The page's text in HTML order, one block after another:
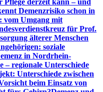
Pflege derzeit kann – und
Demenzrisiko schon in
vom Umgang mit
für Prof.
älterer Menschen
soziale
in Nordrhein-
– regionale Unterschiede
Unterschiede zwischen
beim Einsatz von